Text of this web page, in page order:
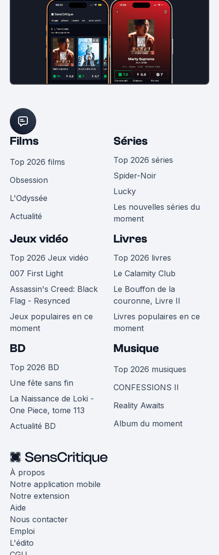
Films
Top 2026 films
Obsession
L'Odyssée
Actualité
Séries
Top 2026 séries
Spider-Noir
Lucky
Les nouvelles séries du
moment
Jeux vidéo
Top 2026 Jeux vidéo
007 First Light
Assassin's Creed: Black
Flag - Resynced
Jeux populaires en ce
moment
Livres
Top 2026 livres
Le Calamity Club
Le Bouffon de la
couronne, Livre II
Livres populaires en ce
moment
BD
Top 2026 BD
Une fête sans fin
La Naissance de Loki -
One Piece, tome 113
Actualité BD
Musique
Top 2026 musiques
CONFESSIONS II
Reality Awaits
Album du moment
À propos
Notre application mobile
Notre extension
Aide
Nous contacter
Emploi
L'édito